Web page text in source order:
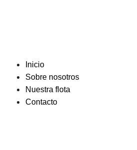
Inicio
Sobre nosotros
Nuestra flota
Contacto